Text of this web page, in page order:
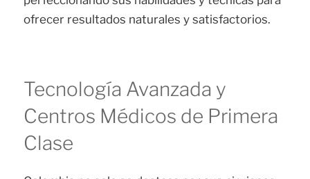
ofrecer resultados naturales y satisfactorios.
Tecnología Avanzada y
Centros Médicos de Primera
Clase